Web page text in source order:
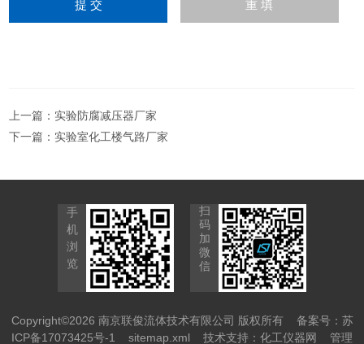
上一篇： 实验防腐减压器厂家
下一篇： 实验室化工楼气路厂家
手
机
浏
览
扫
码
加
微
信
Copyright©2026 南京联俊流体技术有限公司 版权所有 备案号：苏
ICP备17073425号-1
sitemap.xml 技术支持： 化工仪器网 管理